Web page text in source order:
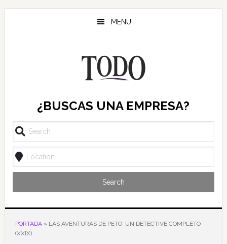
Saltar
Saltar
Saltar
MENU
¿BUSCAS UNA EMPRESA?
Search
PORTADA» LAS AVENTURAS DE PETO, UN DETECTIVE COMPLETO
(XXIX)